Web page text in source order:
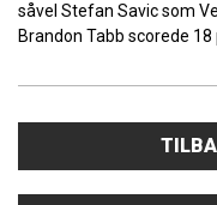
såvel Stefan Savic som
Brandon Tabb scorede 18